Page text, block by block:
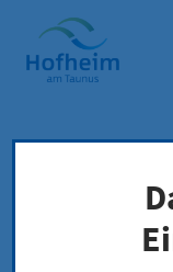
Startseite"
Lokale Anliegen
Erlaubnis zum